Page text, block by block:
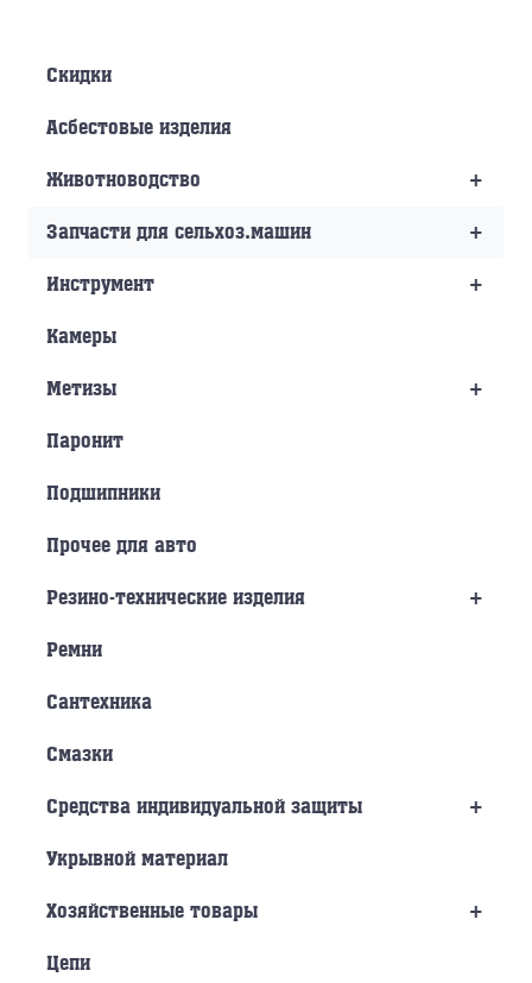
Скидки
Асбестовые изделия
+
Животноводство
+
Запчасти для сельхоз.машин
+
Инструмент
Камеры
+
Метизы
Паронит
Подшипники
Прочее для авто
+
Резино-технические изделия
Ремни
Сантехника
Смазки
+
Средства индивидуальной защиты
Укрывной материал
+
Хозяйственные товары
Цепи